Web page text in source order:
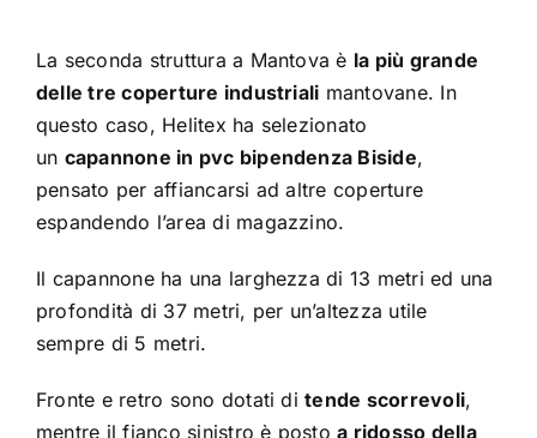
La seconda struttura a Mantova è la più grande
delle tre coperture industriali mantovane. In
questo caso, Helitex ha selezionato
un capannone in pvc bipendenza Biside,
pensato per affiancarsi ad altre coperture
espandendo l’area di magazzino.
Il capannone ha una larghezza di 13 metri ed una
profondità di 37 metri, per un’altezza utile
sempre di 5 metri.
Fronte e retro sono dotati ditende scorrevoli,
mentre il fianco sinistro è postoa ridosso della